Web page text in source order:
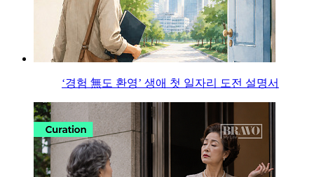
‘경험 無도 환영’ 생애 첫 일자리 도전 설명서